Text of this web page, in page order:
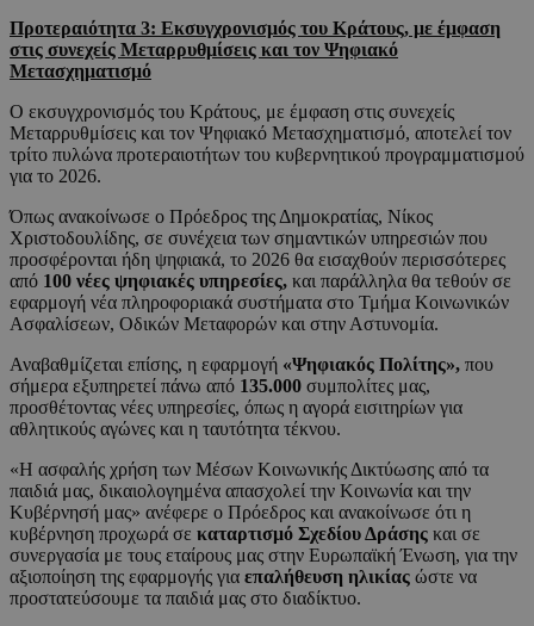
Προτεραιότητα 3: Εκσυγχρονισμός του Κράτους, με έμφαση
στις συνεχείς Μεταρρυθμίσεις και τον Ψηφιακό
Μετασχηματισμό
Ο εκσυγχρονισμός του Κράτους, με έμφαση στις συνεχείς
Μεταρρυθμίσεις και τον Ψηφιακό Μετασχηματισμό, αποτελεί τον
τρίτο πυλώνα προτεραιοτήτων του κυβερνητικού προγραμματισμού
για το 2026.
Όπως ανακοίνωσε ο Πρόεδρος της Δημοκρατίας, Νίκος
Χριστοδουλίδης, σε συνέχεια των σημαντικών υπηρεσιών που
προσφέρονται ήδη ψηφιακά, το 2026 θα εισαχθούν περισσότερες
από 100 νέες ψηφιακές υπηρεσίες, και παράλληλα θα τεθούν σε
εφαρμογή νέα πληροφοριακά συστήματα στο Τμήμα Κοινωνικών
Ασφαλίσεων, Οδικών Μεταφορών και στην Αστυνομία.
Αναβαθμίζεται επίσης, η εφαρμογή «Ψηφιακός Πολίτης», που
σήμερα εξυπηρετεί πάνω από 135.000 συμπολίτες μας,
προσθέτοντας νέες υπηρεσίες, όπως η αγορά εισιτηρίων για
αθλητικούς αγώνες και η ταυτότητα τέκνου.
«Η ασφαλής χρήση των Μέσων Κοινωνικής Δικτύωσης από τα
παιδιά μας, δικαιολογημένα απασχολεί την Κοινωνία και την
Κυβέρνησή μας» ανέφερε ο Πρόεδρος και ανακοίνωσε ότι η
κυβέρνηση προχωρά σε καταρτισμό Σχεδίου Δράσης και σε
συνεργασία με τους εταίρους μας στην Ευρωπαϊκή Ένωση, για την
αξιοποίηση της εφαρμογής για επαλήθευση ηλικίας ώστε να
προστατεύσουμε τα παιδιά μας στο διαδίκτυο.